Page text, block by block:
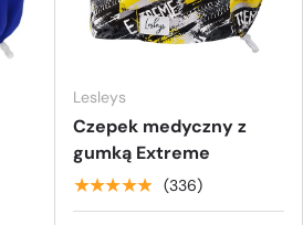
Lesleys
Czepek medyczny z
gumką Extreme
★★★★★ (336)